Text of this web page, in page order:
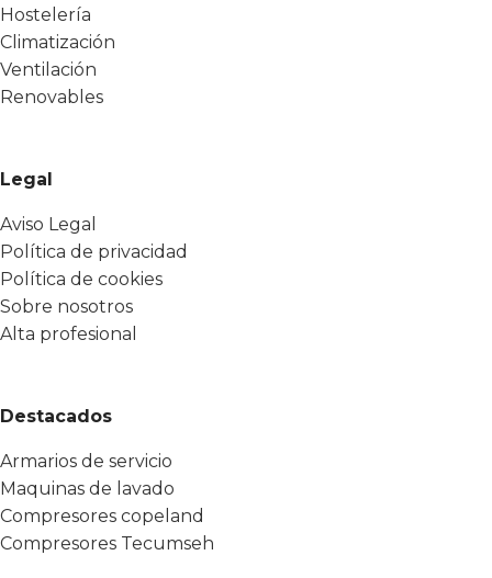
Hostelería
Climatización
Ventilación
Renovables
Legal
Aviso Legal
Política de privacidad
Política de cookies
Sobre nosotros
Alta profesional
Destacados
Armarios de servicio
Maquinas de lavado
Compresores copeland
Compresores Tecumseh